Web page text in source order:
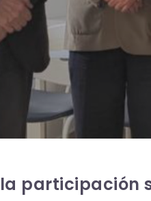
la participación